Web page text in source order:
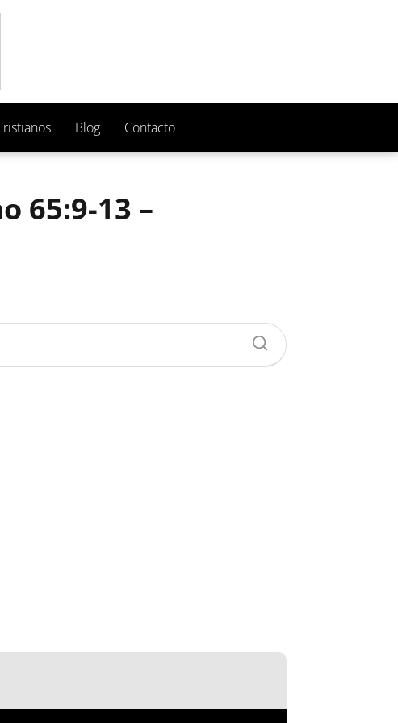
Blog Contacto
65:9-13 –